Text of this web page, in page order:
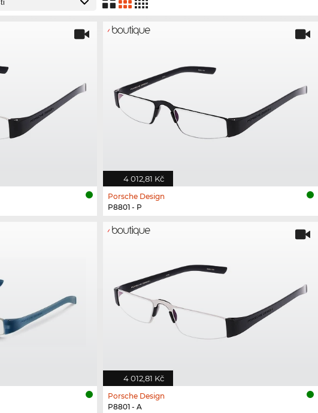
4 012,81 Kč
Porsche Design
P8801 - P
4 012,81 Kč
Porsche Design
P8801 - A